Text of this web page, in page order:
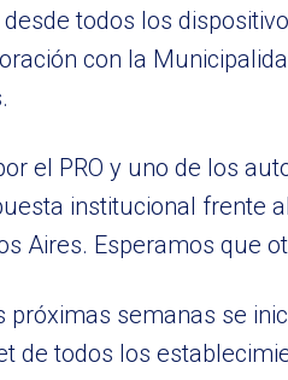
todos los
con la
el PRO y uno de los
institucional frente
Aires. Esperamos que
semanas se
de todos los